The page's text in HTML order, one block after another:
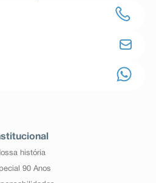
história
90 Anos